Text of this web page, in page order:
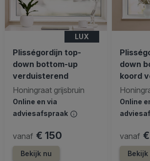
LUX
Plisségordijn top-
down bottom-up
verduisterend
Honingraat grijsbruin
Online en via
adviesafspraak
vanaf € 150
Bekijk nu
down
koord
Online
vanaf
Bekijk